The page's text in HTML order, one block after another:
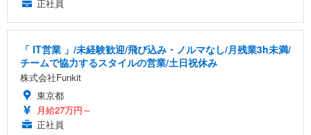
正社員
「 IT営業 」/未経験歓迎/飛び込み・ノルマなし/月残業3h未満/
チームで協力するスタイルの営業/土日祝休み
株式会社Funkit
東京都
月給27万円～
正社員